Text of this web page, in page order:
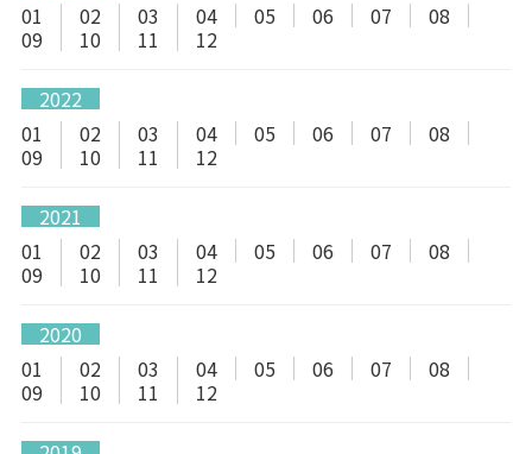
01
02 03 04 05 06 07
08
09
10 11 12
2022
01
02 03 04 05 06 07
08
09
10 11 12
2021
01
02 03 04 05 06 07
08
09
10 11 12
2020
01
02 03 04 05 06 07
08
09
10 11 12